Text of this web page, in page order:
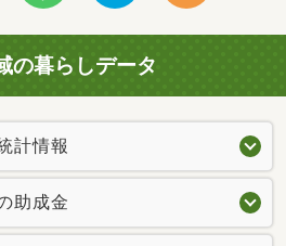
の暮らしデータ
計情報
助成金